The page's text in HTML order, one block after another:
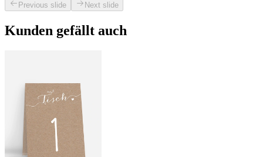
Previous slide Next slide
Kunden gefällt auch